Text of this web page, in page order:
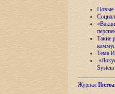
Новые
Такие
Тема
Журнал